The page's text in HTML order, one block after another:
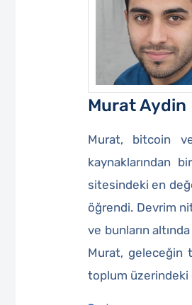
Murat Aydin
Murat, bitcoin
kaynaklarından
sitesindeki en
öğrendi. Devrim
ve bunların
Murat, geleceğin
toplum üzerindeki